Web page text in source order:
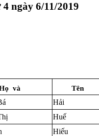
ngày 6/11/2019
và Tên
Hải
Huế
Hiếu